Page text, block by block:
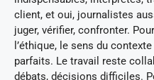
client, et oui, journalistes
juger, vérifier, confronter.
l’éthique, le sens du
parfaits. Le travail reste
débats, décisions difficiles.